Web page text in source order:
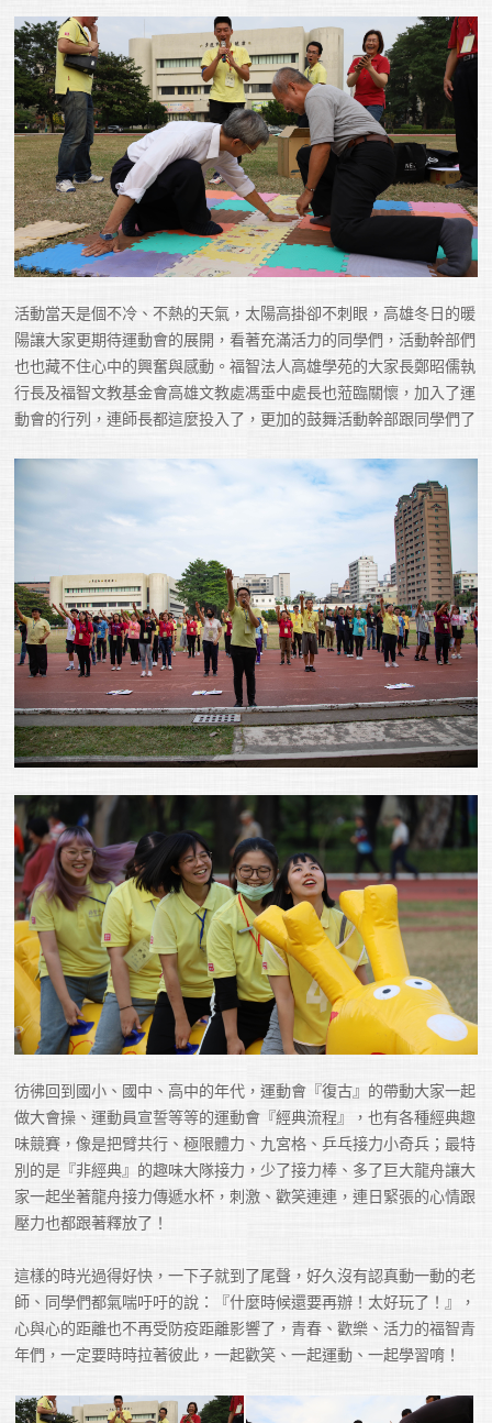
活動當天是個不冷、不熱的天氣，太陽高掛卻不刺眼，高雄冬日的暖
陽讓大家更期待運動會的展開，看著充滿活力的同學們，活動幹部們
也也藏不住心中的興奮與感動。福智法人高雄學苑的大家長鄭昭儒執
行長及福智文教基金會高雄文教處馮垂中處長也蒞臨關懷，加入了運
動會的行列，連師長都這麼投入了，更加的鼓舞活動幹部跟同學們了
彷彿回到國小、國中、高中的年代，運動會『復古』的帶動大家一起
做大會操、運動員宣誓等等的運動會『經典流程』，也有各種經典趣
味競賽，像是把臂共行、極限體力、九宮格、乒乓接力小奇兵；最特
別的是『非經典』的趣味大隊接力，少了接力棒、多了巨大龍舟讓大
家一起坐著龍舟接力傳遞水杯，刺激、歡笑連連，連日緊張的心情跟
壓力也都跟著釋放了！
這樣的時光過得好快，一下子就到了尾聲，好久沒有認真動一動的老
師、同學們都氣喘吁吁的說：『什麼時候還要再辦！太好玩了！』，
心與心的距離也不再受防疫距離影響了，青春、歡樂、活力的福智青